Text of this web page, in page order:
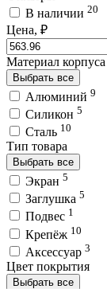
В наличии 20
Цена, ₽
Материал корпуса
Выбрать все
Алюминий 9
Силикон 5
Сталь 10
Тип товара
Выбрать все
Экран 5
Заглушка 5
Подвес 1
Крепёж 10
Аксессуар 3
Цвет покрытия
Выбрать все